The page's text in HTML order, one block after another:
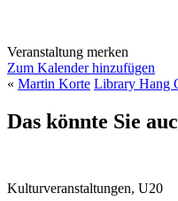
Veranstaltung merken
Zum Kalender hinzufügen
« Martin Korte Library Hang
Das könnte Sie
Kulturveranstaltungen, U20